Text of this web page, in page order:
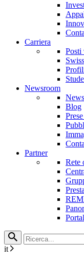
Carriera
Posti
Newsroom
Blog
Partner
Rete
it